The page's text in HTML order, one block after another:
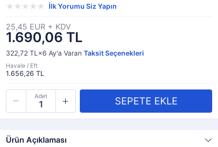
İlk Yorumu Siz Yapın
1.690,06 TL
25,45 EUR + KDV
322,72 TL×6 Ay'a Varan Taksit Seçenekleri
Havale / Eft
1.656,26 TL
Adet
Ürün Açıklaması